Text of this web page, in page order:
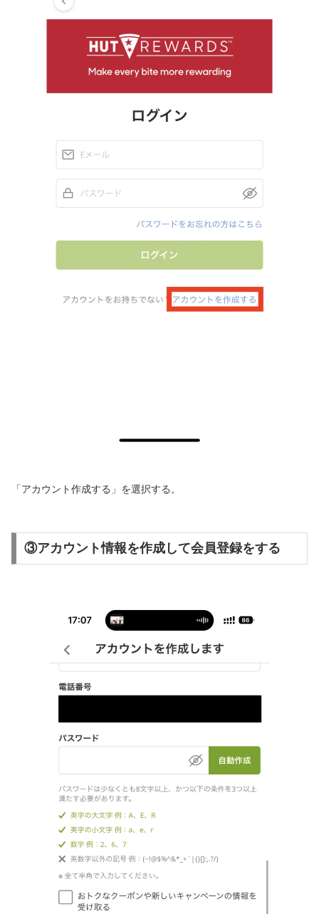
「アカウント作成する」を選択する。
③アカウント情報を作成して会員登録をする